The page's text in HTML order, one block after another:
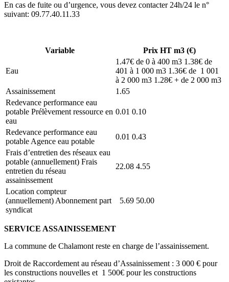
En cas de fuite ou d’urgence, vous devez contacter 24h/24 le n°
suivant: 09.77.40.11.33
Variable Prix HT m3 (€)
Eau
1.47€ de 0 à 400 m3 1.38€ de
401 à 1 000 m3 1.36€ de 1 001
à 2 000 m3 1.28€ + de 2 000 m3
Assainissement
1.65
Redevance performance eau
potable Prélèvement ressource en
eau
0.01 0.10
Redevance performance eau
potable Agence eau potable
0.01 0.43
Frais d’entretien des réseaux eau
potable (annuellement) Frais
entretien du réseau
assainissement
22.08 4.55
Location compteur
(annuellement) Abonnement part
syndicat
5.69 50.00
SERVICE ASSAINISSEMENT
La commune de Chalamont reste en charge de l’assainissement.
Droit de Raccordement au réseau d’Assainissement : 3 000 € pour
les constructions nouvelles et 1 500€ pour les constructions